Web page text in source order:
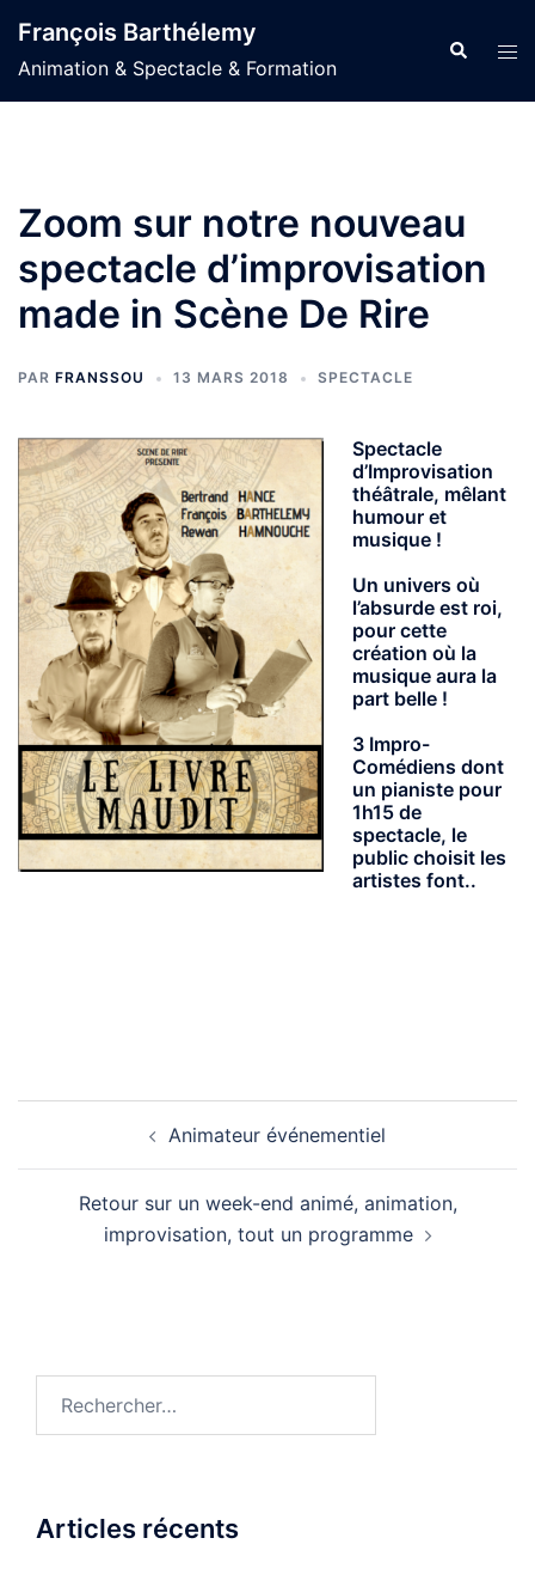
au
contenu
François Barthélemy
Animation & Spectacle & Formation
Zoom sur notre nouveau
spectacle d’improvisation
made in Scène De Rire
PAR FRANSSOU 13 MARS 2018 SPECTACLE
Spectacle
d’Improvisation
théâtrale, mêlant
humour et
musique !
Un univers où
l’absurde est roi,
pour cette
création où la
musique aura la
part belle !
3 Impro-
Comédiens dont
un pianiste pour
1h15 de
spectacle, le
public choisit les
artistes font..
Animateur événementiel
Retour sur un week-end animé, animation,
improvisation, tout un programme
Articles récents